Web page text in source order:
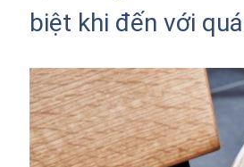
biệt khi đến với